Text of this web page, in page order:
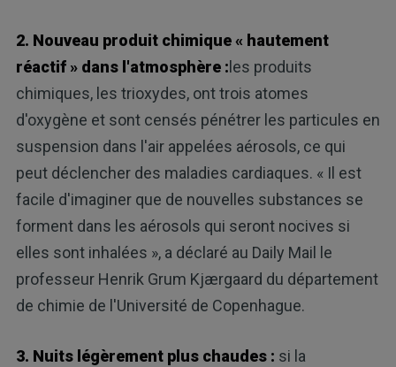
2. Nouveau produit chimique « hautement
réactif » dans l'atmosphère :les produits
chimiques, les trioxydes, ont trois atomes
d'oxygène et sont censés pénétrer les particules en
suspension dans l'air appelées aérosols, ce qui
peut déclencher des maladies cardiaques. « Il est
facile d'imaginer que de nouvelles substances se
forment dans les aérosols qui seront nocives si
elles sont inhalées », a déclaré au Daily Mail le
professeur Henrik Grum Kjærgaard du département
de chimie de l'Université de Copenhague.
3. Nuits légèrement plus chaudes : si la